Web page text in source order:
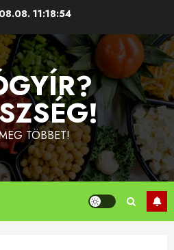
11:18:54
TÖBBET!